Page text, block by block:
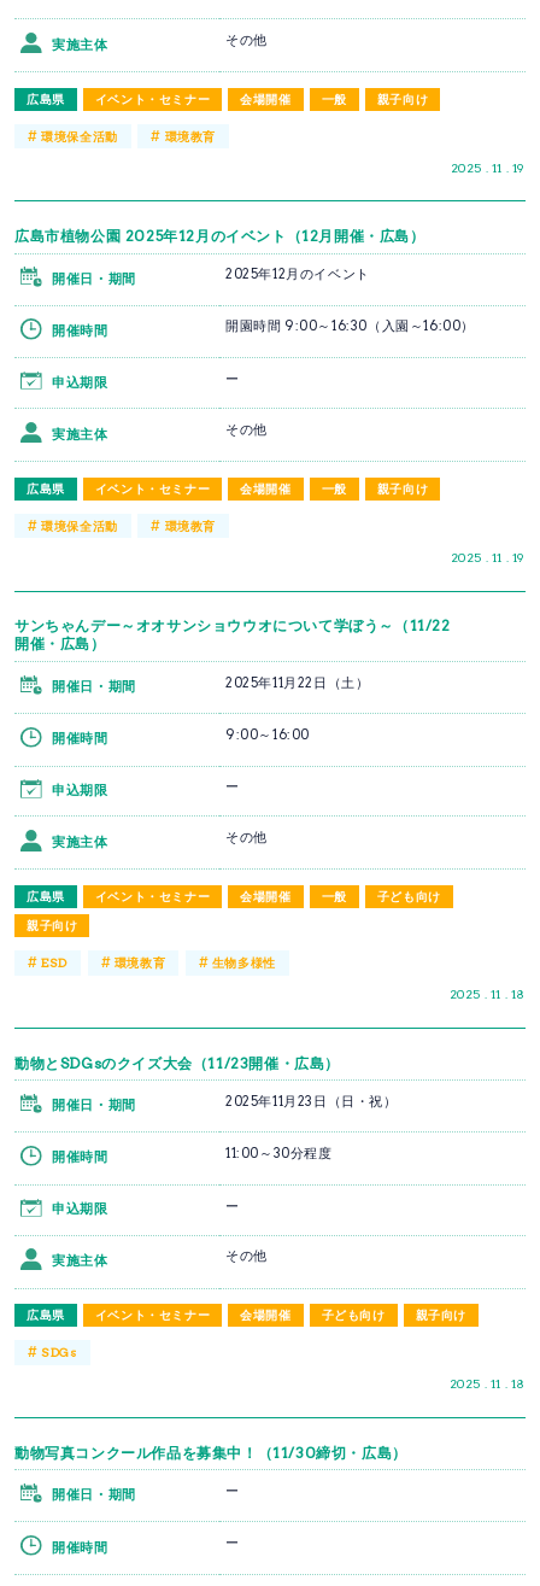
広島県 イベント・セミナー 会場開催 一般 親子向け
2025 . 11 . 19
実施主体 その他
#環境保全活動 # 環境教育
広島市植物公園 2025年12月のイベント（12月開催・広島）
広島県 イベント・セミナー 会場開催 一般 親子向け
2025 . 11 . 19
開催日・期間 2025年12月のイベント
開催時間 開園時間 9:00～16:30（入園～16:00）
申込期限 ー
実施主体 その他
#環境保全活動 # 環境教育
サンちゃんデー～オオサンショウウオについて学ぼう～（11/22
開催・広島）
広島県 イベント・セミナー 会場開催 一般
子ども向け
親子向け
2025 . 11 . 18
開催日・期間 2025年11月22日（土）
開催時間 9:00～16:00
申込期限 ー
実施主体 その他
#ESD # 環境教育 # 生物多様性
動物とSDGsのクイズ大会（11/23開催・広島）
広島県 イベント・セミナー 会場開催 子ども向け 親子向け
2025 . 11 . 18
開催日・期間 2025年11月23日（日・祝）
開催時間 11:00～30分程度
申込期限 ー
実施主体 その他
#SDGs
動物写真コンクール作品を募集中！（11/30締切・広島）
開催日・期間 ー
開催時間 ー